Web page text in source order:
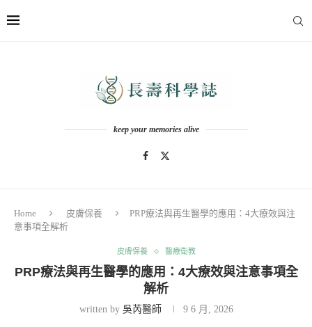
keep your memories alive
Home 皮膚保養
PRP療法與再生醫學的應用：4大療效與注
意事項全解析
皮膚保養 醫療衛教
PRP療法與再生醫學的應用：4大療效與注意事項全
解析
written by 吳芮醫師 9 6 月, 2026